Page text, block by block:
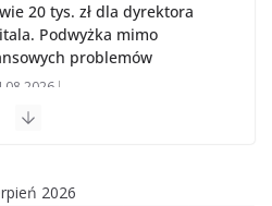
20 tys. zł dla dyrektora
Podwyżka mimo
problemów
2026